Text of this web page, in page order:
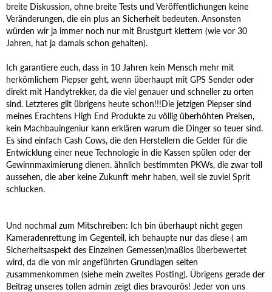
breite Diskussion, ohne breite Tests und Veröffentlichungen keine
Veränderungen, die ein plus an Sicherheit bedeuten. Ansonsten
würden wir ja immer noch nur mit Brustgurt klettern (wie vor 30
Jahren, hat ja damals schon gehalten).
Ich garantiere euch, dass in 10 Jahren kein Mensch mehr mit
herkömlichem Piepser geht, wenn überhaupt mit GPS Sender oder
direkt mit Handytrekker, da die viel genauer und schneller zu orten
sind. Letzteres gilt übrigens heute schon!!!Die jetzigen Piepser sind
meines Erachtens High End Produkte zu völlig überhöhten Preisen,
kein Machbauingeniur kann erklären warum die Dinger so teuer sind.
Es sind einfach Cash Cows, die den Herstellern die Gelder für die
Entwicklung einer neue Technologie in die Kassen spülen oder der
Gewinnmaximierung dienen. ähnlich bestimmten PKWs, die zwar toll
aussehen, die aber keine Zukunft mehr haben, weil sie zuviel Sprit
schlucken.
Und nochmal zum Mitschreiben: Ich bin überhaupt nicht gegen
Kameradenrettung im Gegenteil, ich behaupte nur das diese ( am
Sicherheitsaspekt des Einzelnen Gemessen)maßlos überbewertet
wird, da die von mir angeführten Grundlagen selten
zusammenkommen (siehe mein zweites Posting). Übrigens gerade der
Beitrag unseres tollen admin zeigt dies bravourös! Jeder von uns